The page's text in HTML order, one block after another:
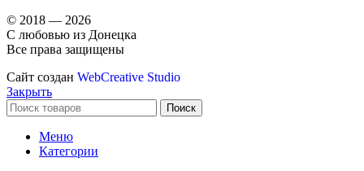
© 2018 — 2026
С любовью из Донецка
Все права защищены
Сайт создан WebCreative Studio
Закрыть
Поиск
Меню
Категории